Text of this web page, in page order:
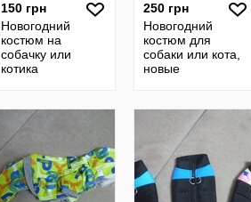
150 грн
Новогодний
костюм на
собачку или
котика
250 грн
Новогодний
костюм для
собаки или кота,
новые